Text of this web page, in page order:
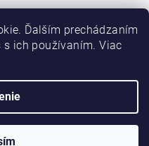
Ďalším prechádzaním
ich používaním. Viac
. Všetky práva vyhradené.